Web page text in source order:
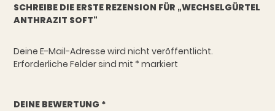
SCHREIBE DIE ERSTE REZENSION FÜR „WECHSELGÜRTEL
ANTHRAZIT SOFT“
Deine E-Mail-Adresse wird nicht veröffentlicht.
Erforderliche Felder sind mit * markiert
DEINE BEWERTUNG *